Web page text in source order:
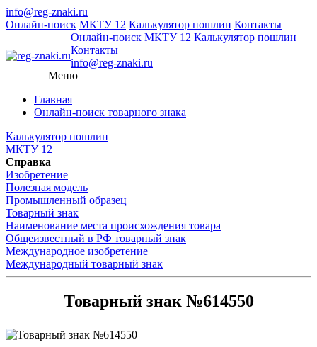
info@reg-znaki.ru
Онлайн-поиск МКТУ 12 Калькулятор пошлин Контакты
Онлайн-поиск МКТУ 12 Калькулятор пошлин
Контакты
info@reg-znaki.ru
Меню
Главная |
Онлайн-поиск товарного знака
Калькулятор пошлин
МКТУ 12
Справка
Изобретение
Полезная модель
Промышленный образец
Товарный знак
Наименование места происхождения товара
Общеизвестный в РФ товарный знак
Международное изобретение
Международный товарный знак
Товарный знак №614550